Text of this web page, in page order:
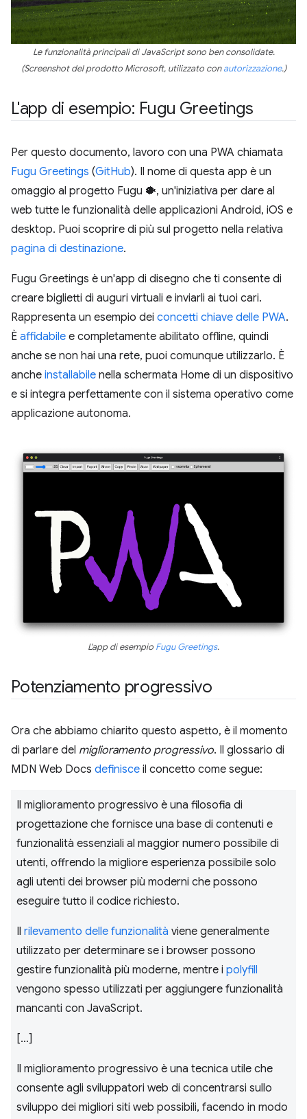
Le funzionalità principali di JavaScript sono ben consolidate.
(Screenshot del prodotto Microsoft, utilizzato conautorizzazione.)
L'app di esempio: Fugu Greetings
Per questo documento, lavoro con una PWA chiamata
Fugu Greetings (GitHub). Il nome di questa app è un
omaggio al progetto Fugu 🐡, un'iniziativa per dare al
web tutte le funzionalità delle applicazioni Android, iOS e
desktop. Puoi scoprire di più sul progetto nella relativa
pagina di destinazione.
Fugu Greetings è un'app di disegno che ti consente di
creare biglietti di auguri virtuali e inviarli ai tuoi cari.
Rappresenta un esempio dei concetti chiave delle PWA.
È affidabile e completamente abilitato offline, quindi
anche se non hai una rete, puoi comunque utilizzarlo. È
anche installabile nella schermata Home di un dispositivo
e si integra perfettamente con il sistema operativo come
applicazione autonoma.
L'app di esempio Fugu Greetings.
Potenziamento progressivo
Ora che abbiamo chiarito questo aspetto, è il momento
di parlare del miglioramento progressivo. Il glossario di
MDN Web Docs definisce il concetto come segue:
Il miglioramento progressivo è una filosofia di
progettazione che fornisce una base di contenuti e
funzionalità essenziali al maggior numero possibile di
utenti, offrendo la migliore esperienza possibile solo
agli utenti dei browser più moderni che possono
eseguire tutto il codice richiesto.
Il rilevamento delle funzionalità viene generalmente
utilizzato per determinare se i browser possono
gestire funzionalità più moderne, mentre i polyfill
vengono spesso utilizzati per aggiungere funzionalità
mancanti con JavaScript.
[…]
Il miglioramento progressivo è una tecnica utile che
consente agli sviluppatori web di concentrarsi sullo
sviluppo dei migliori siti web possibili, facendo in modo